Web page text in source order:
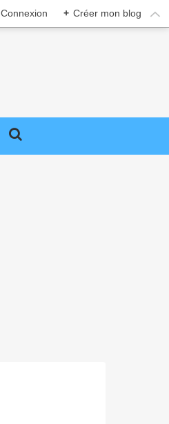
Connexion + Créer mon blog